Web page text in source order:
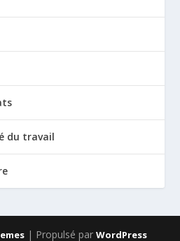
du travail
| Propulsé par WordPress